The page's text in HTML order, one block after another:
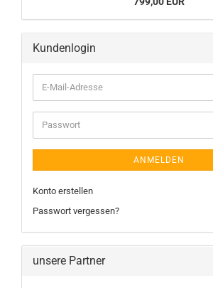
Kundenlogin
E-
Mail-
Adresse
Passwort
ANMELDEN
Konto erstellen
Passwort vergessen?
unsere Partner